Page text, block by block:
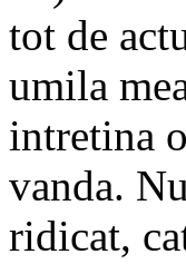
tot de
umila
intretina
vanda.
ridicat,